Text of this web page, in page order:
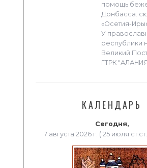
помощь
Донбасса.
«Осетия-
У
республики
Великий
ГТРК
КАЛЕНДАРЬ
Сегодня,
7 августа 2026 г. ( 25 июля